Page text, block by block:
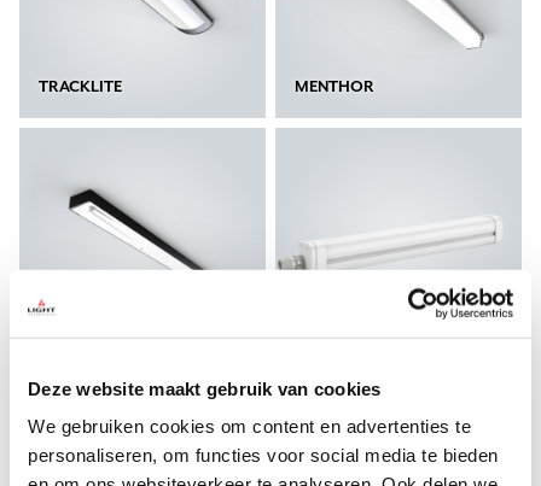
Deze website maakt gebruik van cookies
We gebruiken cookies om content en advertenties te
personaliseren, om functies voor social media te bieden
TRACKLITE MENTHOR
EASYLUX TRIBUC